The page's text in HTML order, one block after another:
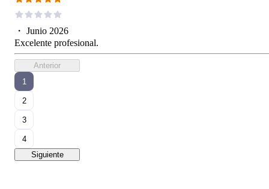
・ Junio 2026
Excelente profesional.
Anterior
1
2
3
4
Siguiente